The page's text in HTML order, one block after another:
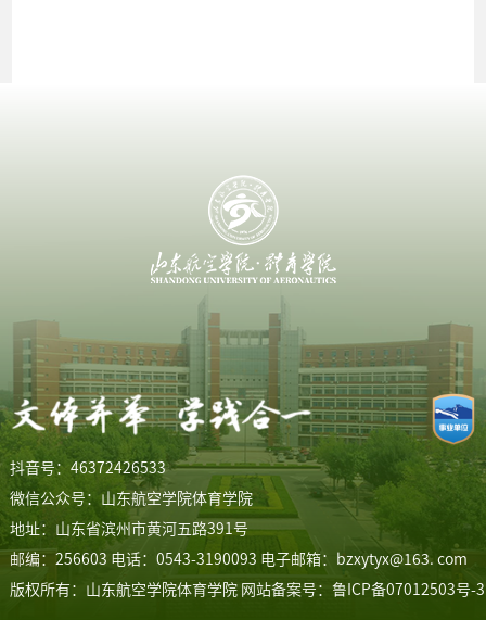
抖音号：46372426533
微信公众号：山东航空学院体育学院
地址：山东省滨州市黄河五路391号
邮编：256603 电话：0543-3190093 电子邮箱：bzxytyx@163. com
版权所有：山东航空学院体育学院 网站备案号：鲁ICP备07012503号-3